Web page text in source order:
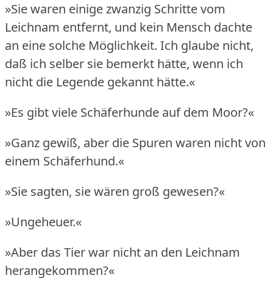
»Sie waren einige zwanzig Schritte vom
Leichnam entfernt, und kein Mensch dachte
an eine solche Möglichkeit. Ich glaube nicht,
daß ich selber sie bemerkt hätte, wenn ich
nicht die Legende gekannt hätte.«
»Es gibt viele Schäferhunde auf dem Moor?«
»Ganz gewiß, aber die Spuren waren nicht von
einem Schäferhund.«
»Sie sagten, sie wären groß gewesen?«
»Ungeheuer.«
»Aber das Tier war nicht an den Leichnam
herangekommen?«